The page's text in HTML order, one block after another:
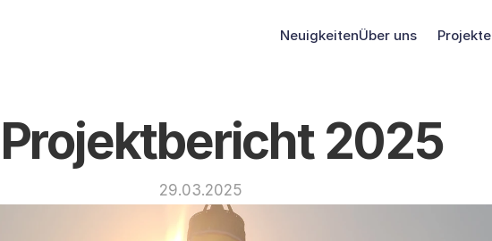
NeuigkeitenÜber uns Projekte
Projektbericht 2025
29.03.2025